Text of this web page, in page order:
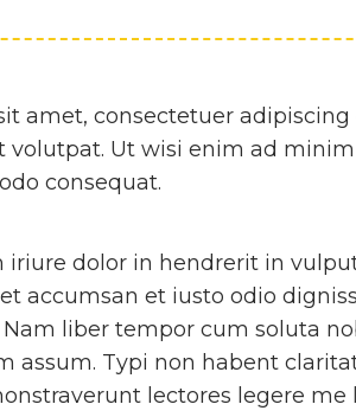
amet, consectetuer
volutpat. Ut wisi enim ad
consequat.
iriure dolor in hendrerit in
accumsan et iusto odio
liber tempor cum soluta
assum. Typi non habent
lectores legere